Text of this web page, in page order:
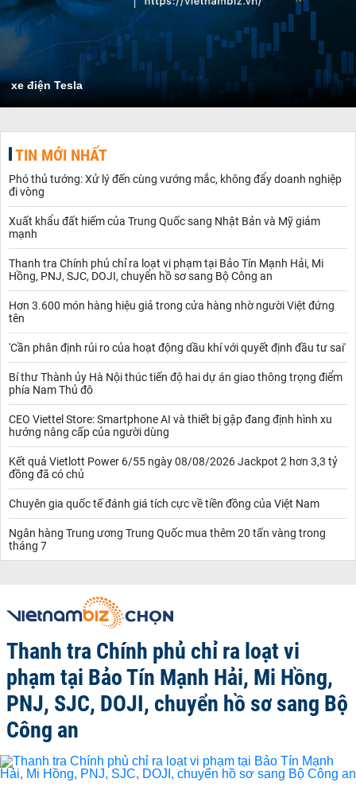
xe điện Tesla
TIN MỚI NHẤT
Phó thủ tướng: Xử lý đến cùng vướng mắc, không đẩy doanh nghiệp
đi vòng
Xuất khẩu đất hiếm của Trung Quốc sang Nhật Bản và Mỹ giảm
mạnh
Thanh tra Chính phủ chỉ ra loạt vi phạm tại Bảo Tín Mạnh Hải, Mi
Hồng, PNJ, SJC, DOJI, chuyển hồ sơ sang Bộ Công an
Hơn 3.600 món hàng hiệu giả trong cửa hàng nhờ người Việt đứng
tên
'Cần phân định rủi ro của hoạt động dầu khí với quyết định đầu tư sai'
Bí thư Thành ủy Hà Nội thúc tiến độ hai dự án giao thông trọng điểm
phía Nam Thủ đô
CEO Viettel Store: Smartphone AI và thiết bị gập đang định hình xu
hướng nâng cấp của người dùng
Kết quả Vietlott Power 6/55 ngày 08/08/2026 Jackpot 2 hơn 3,3 tỷ
đồng đã có chủ
Chuyên gia quốc tế đánh giá tích cực về tiền đồng của Việt Nam
Ngân hàng Trung ương Trung Quốc mua thêm 20 tấn vàng trong
tháng 7
Thanh tra Chính phủ chỉ ra loạt vi
phạm tại Bảo Tín Mạnh Hải, Mi Hồng,
PNJ, SJC, DOJI, chuyển hồ sơ sang Bộ
Công an